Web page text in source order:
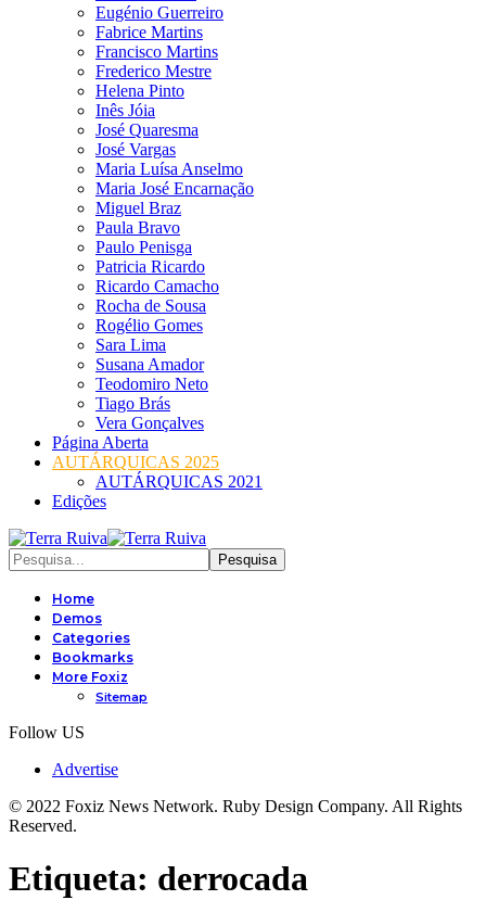
Eugénio Guerreiro
Fabrice Martins
Francisco Martins
Frederico Mestre
Helena Pinto
Inês Jóia
José Quaresma
José Vargas
Maria Luísa Anselmo
Maria José Encarnação
Miguel Braz
Paula Bravo
Paulo Penisga
Patricia Ricardo
Ricardo Camacho
Rocha de Sousa
Rogélio Gomes
Sara Lima
Susana Amador
Teodomiro Neto
Tiago Brás
Vera Gonçalves
Página Aberta
AUTÁRQUICAS 2025
AUTÁRQUICAS 2021
Edições
Home
Demos
Categories
Bookmarks
More Foxiz
Sitemap
Follow US
Advertise
© 2022 Foxiz News Network. Ruby Design Company. All Rights
Reserved.
Etiqueta: derrocada